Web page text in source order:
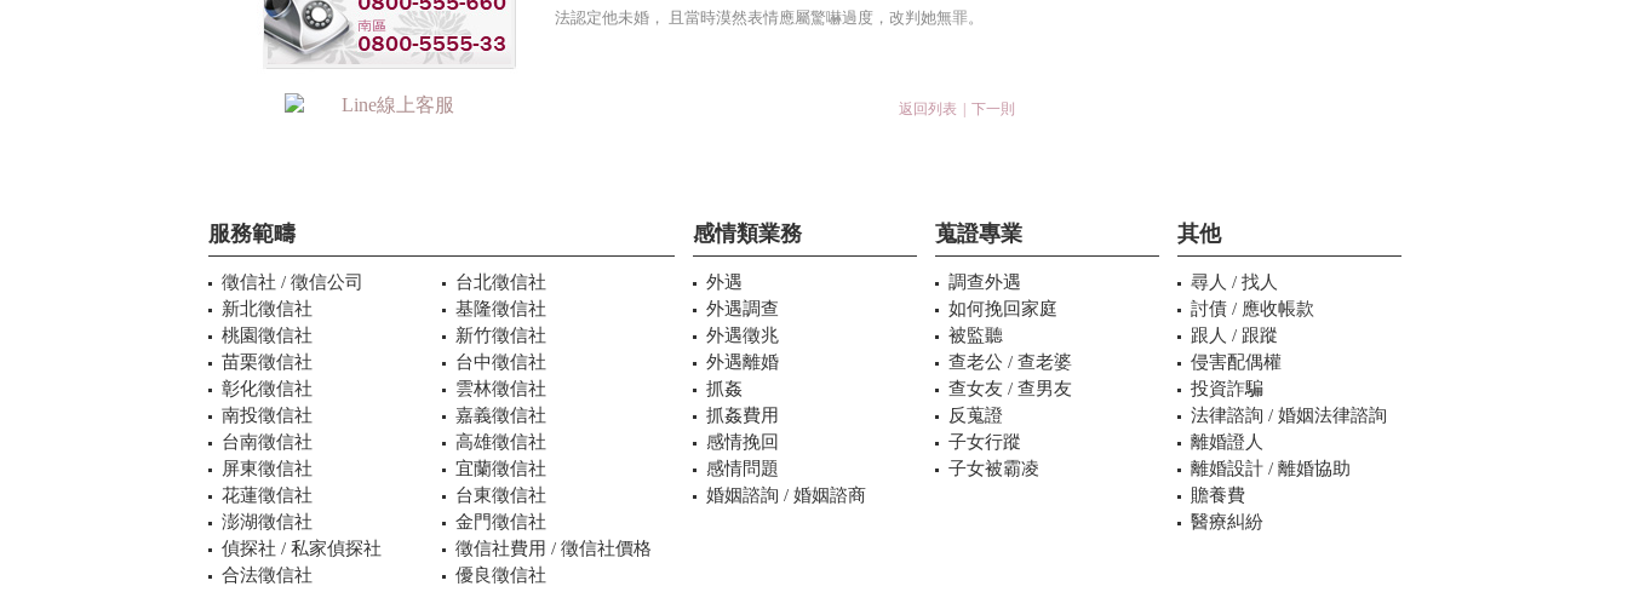
法認定他未婚， 且當時漠然表情應屬驚嚇過度，改判她無罪。
返回列表 下一則
服務範疇
徵信社 / 徵信公司
台北徵信社
新北徵信社
基隆徵信社
桃園徵信社
新竹徵信社
苗栗徵信社
台中徵信社
彰化徵信社
雲林徵信社
南投徵信社
嘉義徵信社
台南徵信社
高雄徵信社
屏東徵信社
宜蘭徵信社
花蓮徵信社
台東徵信社
澎湖徵信社
金門徵信社
偵探社 / 私家偵探社
徵信社費用 / 徵信社價格
合法徵信社
優良徵信社
感情類業務
外遇
外遇調查
外遇徵兆
外遇離婚
抓姦
抓姦費用
感情挽回
感情問題
婚姻諮詢 / 婚姻諮商
蒐證專業
調查外遇
如何挽回家庭
被監聽
查老公 / 查老婆
查女友 / 查男友
反蒐證
子女行蹤
子女被霸凌
其他
尋人 / 找人
討債 / 應收帳款
跟人 / 跟蹤
侵害配偶權
投資詐騙
法律諮詢 / 婚姻法律諮詢
離婚證人
離婚設計 / 離婚協助
贍養費
醫療糾紛